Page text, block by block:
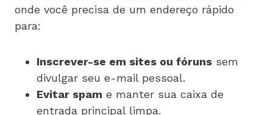
onde você precisa de um endereço rápido
para:
Inscrever-se em sites ou fóruns sem
divulgar seu e-mail pessoal.
Evitar spam e manter sua caixa de
entrada principal limpa.